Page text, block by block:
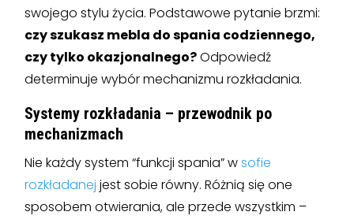
swojego stylu życia. Podstawowe pytanie brzmi:
czy szukasz mebla do spania codziennego,
czy tylko okazjonalnego?Odpowiedź
determinuje wybór mechanizmu rozkładania.
Systemy rozkładania – przewodnik po
mechanizmach
Nie każdy system “funkcji spania” wsofie
rozkładanej jest sobie równy. Różnią się one
sposobem otwierania, ale przede wszystkim –